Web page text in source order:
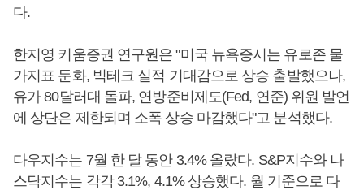
다.
한지영 키움증권 연구원은 "미국 뉴욕증시는 유로존 물
가지표 둔화, 빅테크 실적 기대감으로 상승 출발했으나,
유가 80달러대 돌파, 연방준비제도(Fed, 연준) 위원 발언
에 상단은 제한되며 소폭 상승 마감했다"고 분석했다.
다우지수는 7월 한 달 동안 3.4% 올랐다. S&P지수와 나
스닥지수는 각각 3.1%, 4.1% 상승했다. 월 기준으로 다